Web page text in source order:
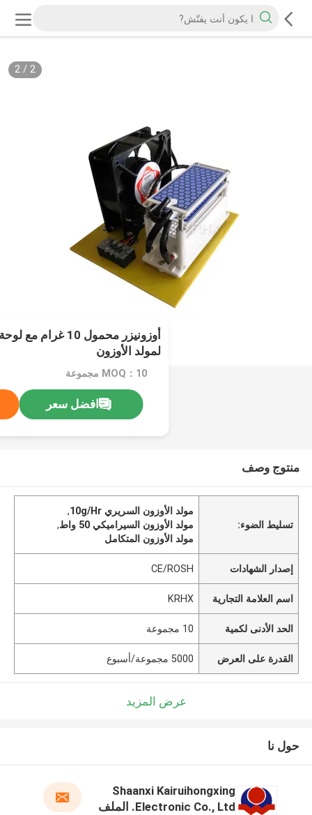
2
/
2
أوزونيزر محمول 10
لمولد الأوزون
MOQ：10 مجموعة
افضل سعر
منتوج وصف
تسليط الضوء:
مولد الأوزون السريري 10g/Hr
,
مولد الأوزون السيراميكي 50 واط
,
مولد الأوزون المتكامل
إصدار الشهادات CE/ROSH
اسم العلامة التجارية KRHX
الحد الأدنى لكمية 10 مجموعة
القدرة على العرض 5000 مجموعة/أسبوع
عرض المزيد
حول نا
Shaanxi Kairuihongxing
Electronic Co., Ltd. الملف